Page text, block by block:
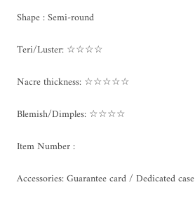
Shape : Semi-round
Teri/Luster: ☆☆☆☆
Nacre thickness: ☆☆☆☆☆
Blemish/Dimples: ☆☆☆☆
Item Number :
Accessories: Guarantee card / Dedicated case